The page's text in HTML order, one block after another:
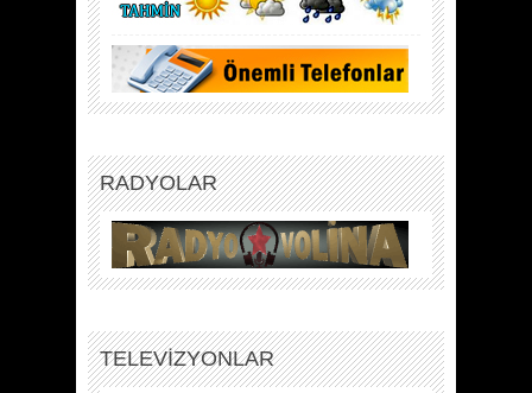
RADYOLAR
TELEVİZYONLAR